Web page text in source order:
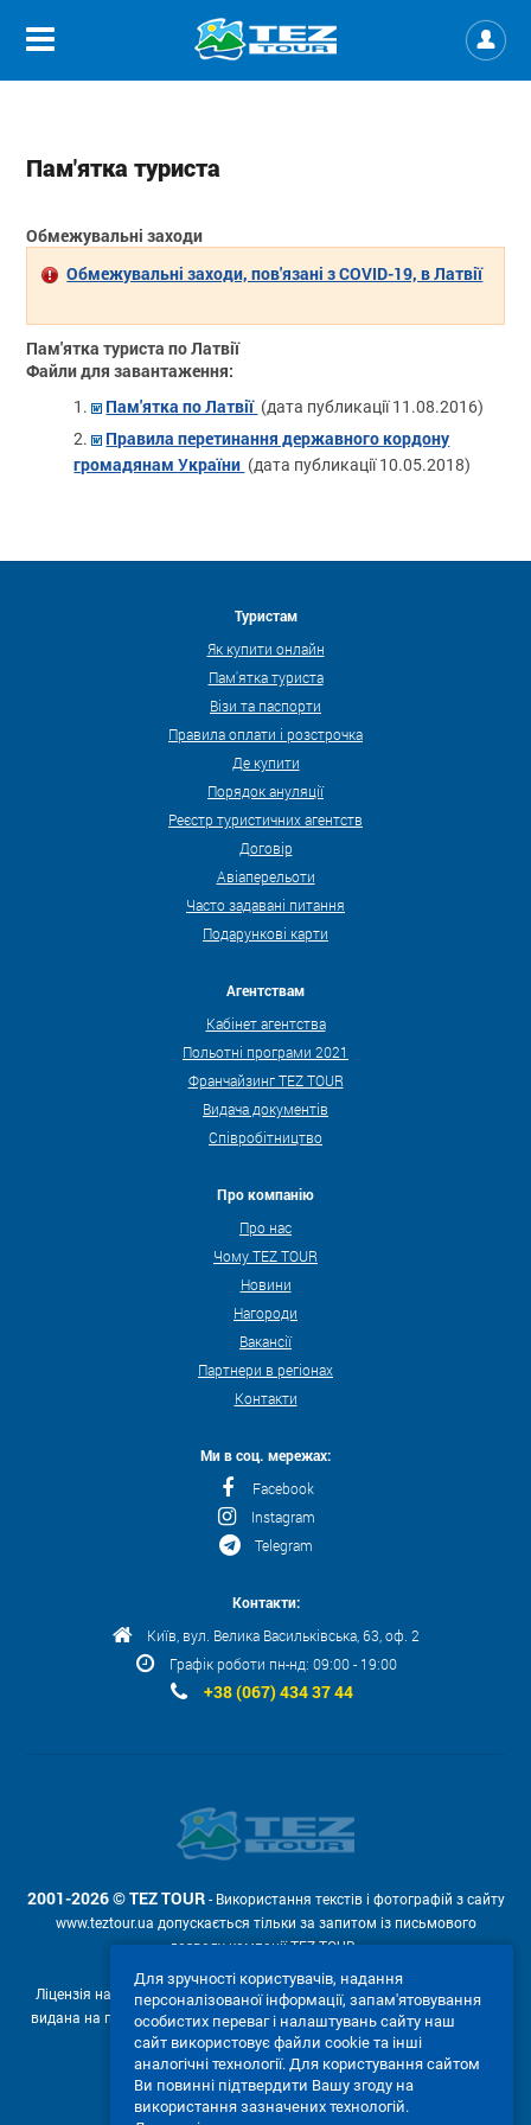
Пам'ятка туриста
Обмежувальні заходи
Обмежувальні заходи, пов'язані з COVID-19, в Латвії
Пам'ятка туриста по Латвії
Файли для завантаження:
Пам'ятка по Латвії (дата публикації 11.08.2016)
Правила перетинання державного кордону
громадянам України (дата публикації 10.05.2018)
Туристам
Як купити онлайн
Пам'ятка туриста
Візи та паспорти
Правила оплати і розстрочка
Де купити
Порядок ануляції
Реєстр туристичних агентств
Договір
Авіаперельоти
Часто задавані питання
Подарункові карти
Агентствам
Кабінет агентства
Польотні програми 2021
Франчайзинг TEZ TOUR
Видача документів
Співробітництво
Про компанію
Про нас
Чому TEZ TOUR
Новини
Нагороди
Вакансії
Партнери в регіонах
Контакти
Ми в соц. мережах:
Facebook
Instagram
Telegram
Контакти:
Київ, вул. Велика Васильківська, 63, оф. 2
Графік роботи пн-нд: 09:00 - 19:00
+38 (067) 434 37 44
2001-2026 © TEZ TOUR - Використання текстів і фотографій з сайту
www.teztour.ua допускається тільки за запитом із письмового
дозволу компанії TEZ TOUR .
Ліцензія на провадження туроператорської діяльності АВ №566448
видана на підставі рішення Державної служби туризму і курортів від
04.02.2011р. № 4-ліц.
Ми приймаємо:
Для зручності користувачів, надання
персоналізованої інформації, запам'ятовування
особистих переваг і налаштувань сайту наш
сайт використовує файли cookie та інші
аналогічні технології. Для користування сайтом
Ви повинні підтвердити Вашу згоду на
використання зазначених технологій.